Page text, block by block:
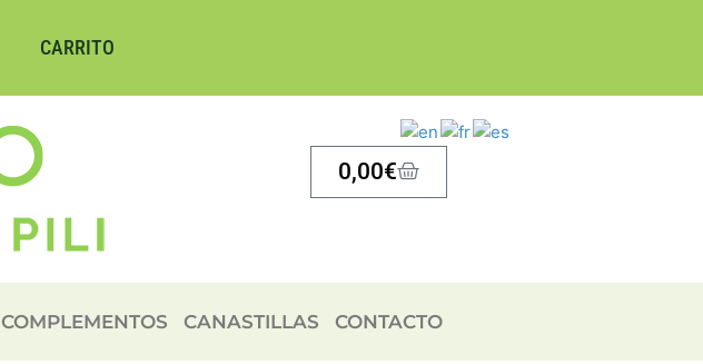
CARRITO
0,00€Carrito
COMPLEMENTOS CANASTILLAS CONTACTO